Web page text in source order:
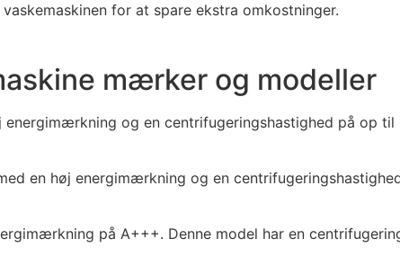
for at spare ekstra omkostninger.
mærker og modeller
energimærkning og en centrifugeringshastighed på op
en høj energimærkning og en
på A+++. Denne model har en